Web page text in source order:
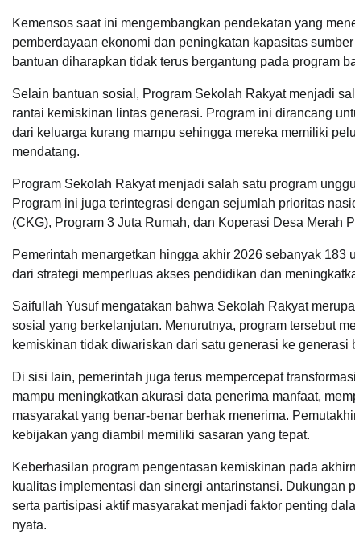
Kemensos saat ini mengembangkan pendekatan yang
pemberdayaan ekonomi dan peningkatan kapasitas
bantuan diharapkan tidak terus bergantung pada program
Selain bantuan sosial, Program Sekolah Rakyat menjadi
rantai kemiskinan lintas generasi. Program ini dirancang
dari keluarga kurang mampu sehingga mereka memiliki
mendatang.
Program Sekolah Rakyat menjadi salah satu program
Program ini juga terintegrasi dengan sejumlah prioritas
(CKG), Program 3 Juta Rumah, dan Koperasi Desa Merah
Pemerintah menargetkan hingga akhir 2026 sebanyak
dari strategi memperluas akses pendidikan dan
Saifullah Yusuf mengatakan bahwa Sekolah Rakyat
sosial yang berkelanjutan. Menurutnya, program tersebut
kemiskinan tidak diwariskan dari satu generasi ke generasi
Di sisi lain, pemerintah juga terus mempercepat
mampu meningkatkan akurasi data penerima manfaat,
masyarakat yang benar-benar berhak menerima.
kebijakan yang diambil memiliki sasaran yang tepat.
Keberhasilan program pengentasan kemiskinan pada
kualitas implementasi dan sinergi antarinstansi.
serta partisipasi aktif masyarakat menjadi faktor penting
nyata.